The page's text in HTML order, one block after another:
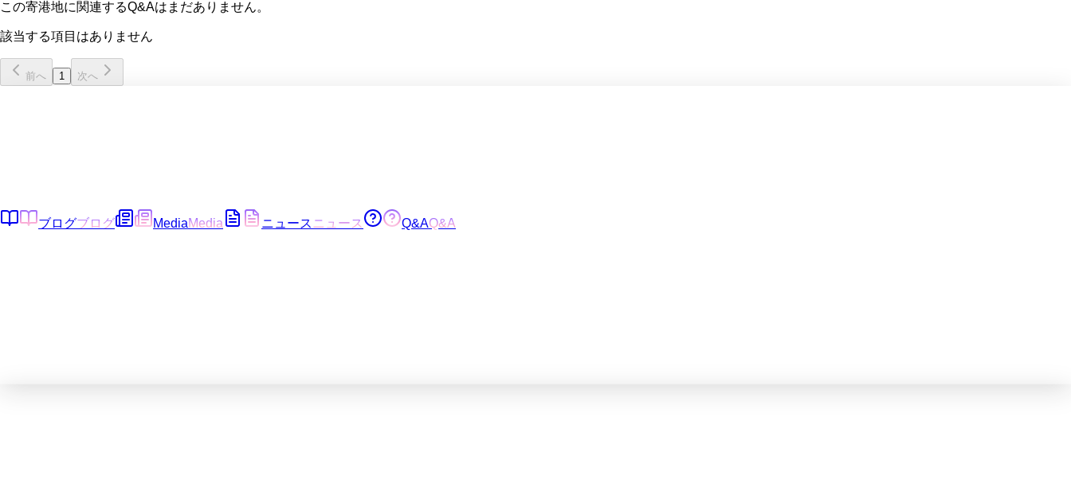
この寄港地に関連するQ&Aはまだありません。
該当する項目はありません
前へ 1 次へ
ブログブログ MediaMedia ニュース ニュース Q&AQ&A